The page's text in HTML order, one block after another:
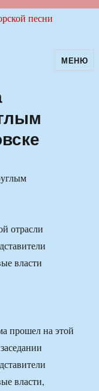
МЕНЮ
отрасли
власти
прошел на этой
власти,